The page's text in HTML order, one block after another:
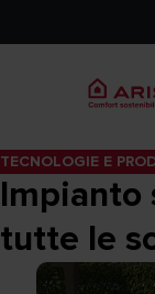
TECNOLOGIE E
Impianto
tutte le